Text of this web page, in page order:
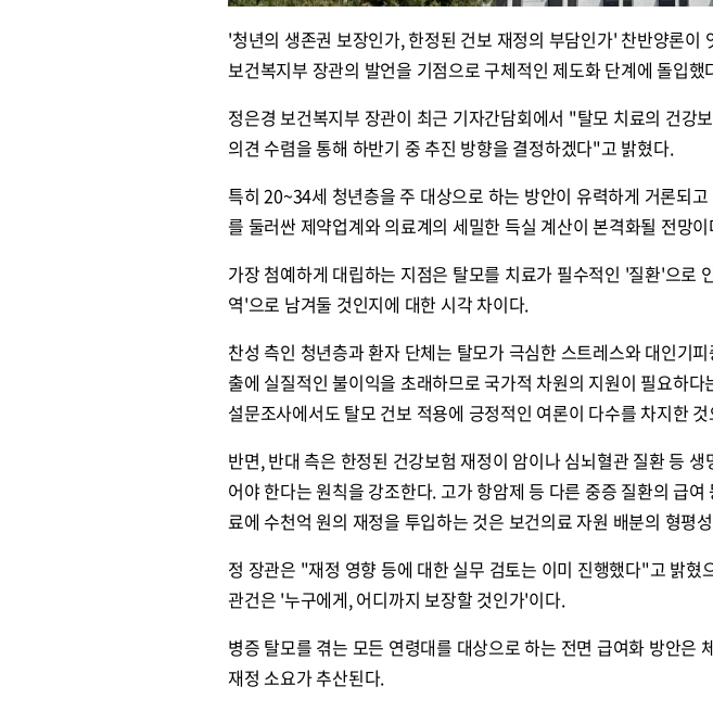
'청년의 생존권 보장인가, 한정된 건보 재정의 부담인가' 찬반양론이
보건복지부 장관의 발언을 기점으로 구체적인 제도화 단계에 돌입했
정은경 보건복지부 장관이 최근 기자간담회에서 "탈모 치료의 건강
의견 수렴을 통해 하반기 중 추진 방향을 결정하겠다"고 밝혔다.
특히 20~34세 청년층을 주 대상으로 하는 방안이 유력하게 거론되
를 둘러싼 제약업계와 의료계의 세밀한 득실 계산이 본격화될 전망
가장 첨예하게 대립하는 지점은 탈모를 치료가 필수적인 '질환'으로
역'으로 남겨둘 것인지에 대한 시각 차이다.
찬성 측인 청년층과 환자 단체는 탈모가 극심한 스트레스와 대인기
출에 실질적인 불이익을 초래하므로 국가적 차원의 지원이 필요하
설문조사에서도 탈모 건보 적용에 긍정적인 여론이 다수를 차지한
반면, 반대 측은 한정된 건강보험 재정이 암이나 심뇌혈관 질환 등
어야 한다는 원칙을 강조한다. 고가 항암제 등 다른 중증 질환의 급
료에 수천억 원의 재정을 투입하는 것은 보건의료 자원 배분의 형평
정 장관은 "재정 영향 등에 대한 실무 검토는 이미 진행했다"고 밝혔
관건은 '누구에게, 어디까지 보장할 것인가'이다.
병증 탈모를 겪는 모든 연령대를 대상으로 하는 전면 급여화 방안은
재정 소요가 추산된다.